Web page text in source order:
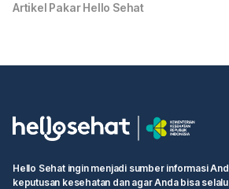
Artikel Pakar Hello Sehat
Hello Sehat ingin menjadi sumber informasi
keputusan kesehatan dan agar Anda bisa